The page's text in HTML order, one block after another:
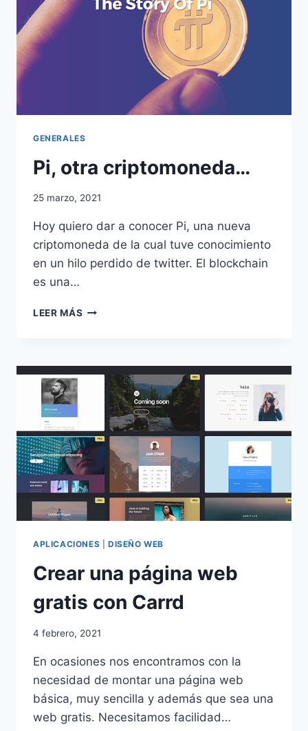
GENERALES
Pi, otra criptomoneda…
25 marzo, 2021
Hoy quiero dar a conocer Pi, una nueva
criptomoneda de la cual tuve conocimiento
en un hilo perdido de twitter. El blockchain
es una…
LEER MÁS PI,
APLICACIONES DISEÑO WEB
Crear una página web
gratis con Carrd
4 febrero, 2021
En ocasiones nos encontramos con la
necesidad de montar una página web
básica, muy sencilla y además que sea una
web gratis. Necesitamos facilidad…